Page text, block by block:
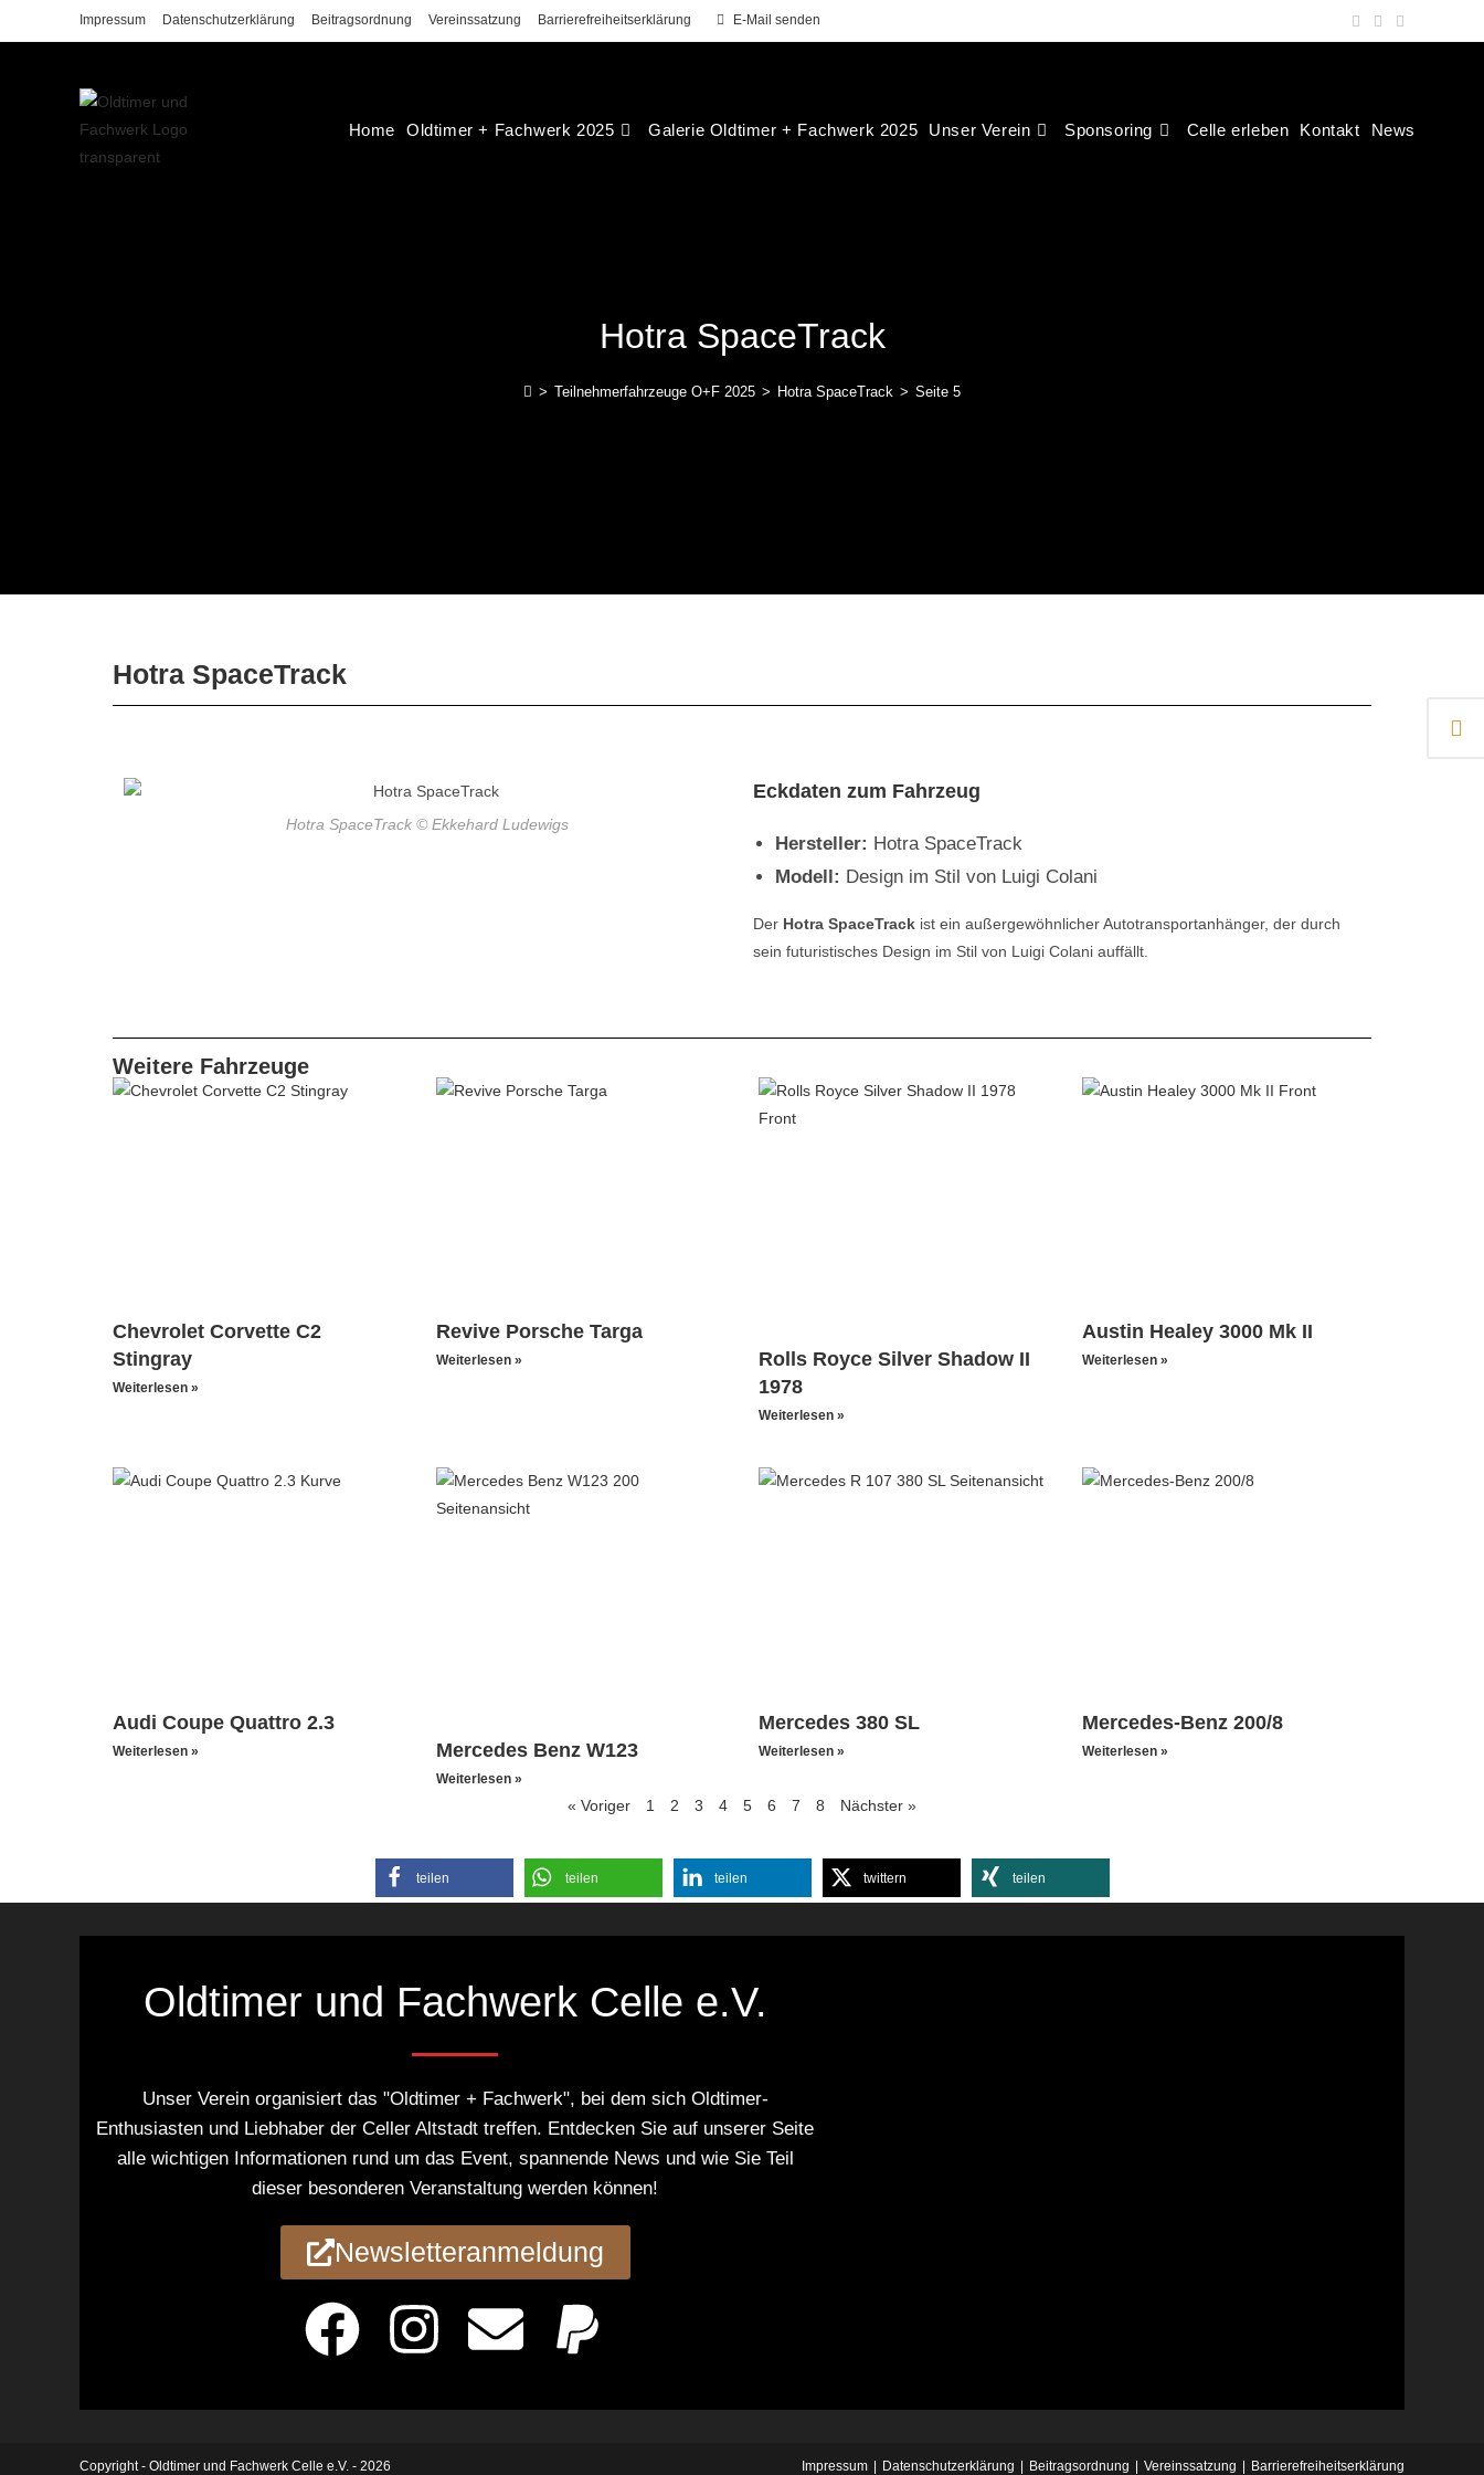
Impressum Datenschutzerklärung Beitragsordnung Vereinssatzung Barrierefreiheitserklärung E-Mail senden
Home Oldtimer + Fachwerk 2025 Galerie Oldtimer + Fachwerk 2025 Unser Verein Sponsoring Celle erleben Kontakt News
Hotra SpaceTrack
> Teilnehmerfahrzeuge O+F 2025 > Hotra SpaceTrack > Seite 5
Hotra SpaceTrack
Hotra SpaceTrack © Ekkehard Ludewigs
Eckdaten zum Fahrzeug
Hersteller: Hotra SpaceTrack
Modell: Design im Stil von Luigi Colani
Der Hotra SpaceTrack ist ein außergewöhnlicher Autotransportanhänger, der durch
sein futuristisches Design im Stil von Luigi Colani auffällt.
Weitere Fahrzeuge
Chevrolet Corvette C2
Stingray
Weiterlesen »
Revive Porsche Targa
Weiterlesen »
Rolls Royce Silver Shadow II
1978
Weiterlesen »
Austin Healey 3000 Mk II
Weiterlesen »
Audi Coupe Quattro 2.3
Weiterlesen » Mercedes Benz W123
Weiterlesen »
Mercedes 380 SL
Weiterlesen »
Mercedes-Benz 200/8
Weiterlesen »
« Voriger 1 2 3 4 5 6 7 8 Nächster »
teilen teilen teilen twittern teilen
Oldtimer und Fachwerk Celle e.V.
Unser Verein organisiert das "Oldtimer + Fachwerk", bei dem sich Oldtimer-
Enthusiasten und Liebhaber der Celler Altstadt treffen. Entdecken Sie auf unserer Seite
alle wichtigen Informationen rund um das Event, spannende News und wie Sie Teil
dieser besonderen Veranstaltung werden können!
Newsletteranmeldung
Impressum Datenschutzerklärung Beitragsordnung Vereinssatzung Barrierefreiheitserklärung
Copyright - Oldtimer und Fachwerk Celle e.V. - 2026